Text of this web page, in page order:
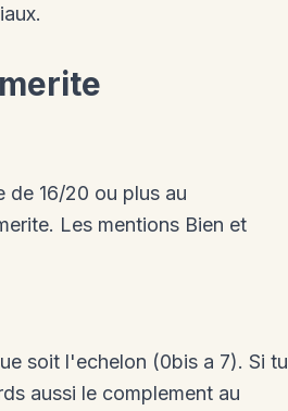
de 16/20 ou plus au
Les mentions Bien et
soit l'echelon (0bis a 7). Si tu
aussi le complement au